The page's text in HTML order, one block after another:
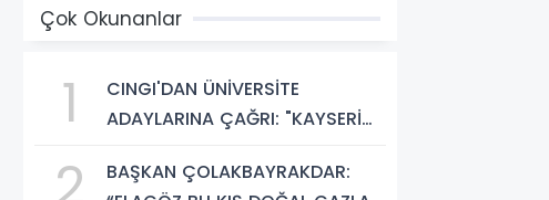
Çok Okunanlar
1
CINGI'DAN ÜNİVERSİTE
ADAYLARINA ÇAĞRI: "KAYSERİ
HAYATI HEM DE PARLAK BİR
BAŞKAN ÇOLAKBAYRAKDAR: